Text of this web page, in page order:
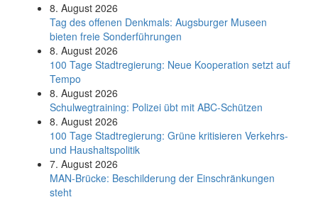
8. August 2026
Tag des offenen Denkmals: Augsburger Museen
bieten freie Sonderführungen
8. August 2026
100 Tage Stadtregierung: Neue Kooperation setzt auf
Tempo
8. August 2026
Schul­weg­trai­ning: Poli­zei übt mit ABC-Schüt­zen
8. August 2026
100 Tage Stadtregierung: Grüne kritisieren Verkehrs-
und Haushaltspolitik
7. August 2026
MAN-Brücke: Beschilderung der Einschränkungen
steht